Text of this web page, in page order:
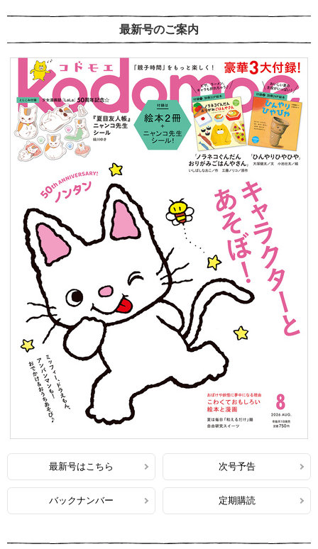
最新号のご案内
最新号はこちら 次号予告
バックナンバー 定期購読